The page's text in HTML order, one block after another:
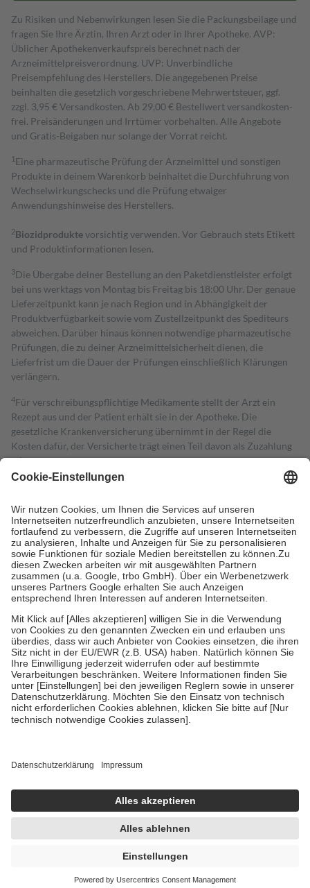
Zu Risiken und Nebenwirkungen lesen Sie die Packungsbeilage und
fragen Sie Ihre Ärztin, Ihren Arzt oder in Ihrer Apotheke. AVP:
Üblicher Apothekenverkaufspreis berechnet nach der
Arzneimittelpreisverordnung. UVP: Unverbindliche
Preisempfehlung des Herstellers. Die angegebenen Preise
beinhalten die gesetzlich vorgeschriebene Mehrwertsteuer, ggf.
zzgl. 3,95 € Versandkosten. Ab 29,00 € Bestell­wert versand­kosten­
frei. Preisänderungen und Irrtümer vorbehalten. Alle Angebote
und Gratis-Beigaben nur solange der Vorrat reicht.
1 Eine pharmazeutische Prüfung der Arzneimittel und sonstigen
Produkte in deinem Warenkorb beinhaltet die Durchführung von
Wechselwirkungschecks und die Prüfung etwaiger
Anwendungshinweise des Herstellers.
2Biozidproduktevorsichtig verwenden. Vor Gebrauch stets Etikett
und Produktinformationen lesen.
3Die Übergabe deiner Bestellung an den Paketdienstleister erfolgt
bei uns werktags von Montag bis Freitag bis 18:00 Uhr. Der genaue
Lieferzeitpunkt kann je nach Region und in Abhängigkeit der
Produktverfügbarkeit sowie vom Zustellzeitpunkt des Spediteurs
abweichen. Darüber hinaus können notwendige pharmazeutische
Prüfungen, die zu deiner Arzneimittelsicherheit dienen, die
Lieferfrist um die Dauer der Prüfungen einschließlich Klärungen
verlängern.
4Für verschreibungspflichtige Medikamente stellt der Arzt ein
Rezept aus und der Patient erhält sie in der Apotheke. Die
gesetzliche Krankenversicherung übernimmt in der Regel die
Kosten dafür, der Versicherte trägt einen Teil davon als Zuzahlung
mit.
Grundsätzlich leisten Mitglieder Zuzahlungen in Höhe von zehn
höchstens zehn Euro.
Es sind jedoch nie mehr als die tatsächlichen
Kosten der Leistung zu entrichten.
Diese Regeln gelten grundsätzlich auch für Online-Apotheken.
Bei Heilmitteln und häuslicher Krankenpflege beträgt die
Zuzahlung zehn Prozent der Kosten sowie zehn Euro je
Verordnung.
Um das Engagement der Versicherten für ihre eigene Gesundheit zu
stärken und die besondere Stellung der Familie zu unterstützen,
fallenkeine Zuzahlungenan bei:
• Kindern und Jugendlichen bis zum vollendeten 18. Lebensjahr
mit Ausnahme der Fahrkosten
• Untersuchungen zur Vorsorge und Früherkennung, die von der
GKV getragen werden
• empfohlenen Schutzimpfungen
• Harn- und Blutteststreifen
getroffen, um sicherzustellen, dass es sich um echte Bewertungen
https://help.etrusted.com/hc/de/articles/4419944605341
Einige Bilder und Inhalte wurden unter Zuhilfenahme künstlicher